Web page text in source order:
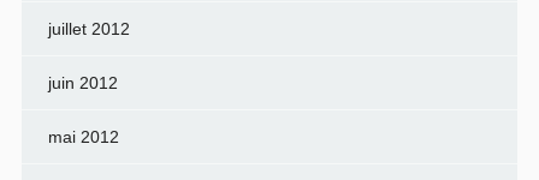
juillet 2012
juin 2012
mai 2012